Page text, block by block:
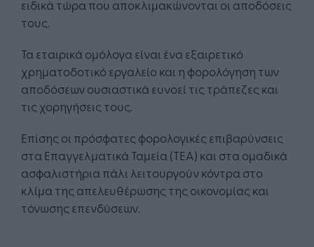
ειδικά τώρα που αποκλιμακώνονται οι αποδόσεις
τους.
Τα εταιρικά ομόλογα είναι ένα εξαιρετικό
χρηματοδοτικό εργαλείο και η φορολόγηση των
αποδόσεων ουσιαστικά ευνοεί τις τράπεζες και
τις χορηγήσεις τους.
Επίσης οι πρόσφατες φορολογικές επιβαρύνσεις
στα Επαγγελματικά Ταμεία (ΤΕΑ) και στα ομαδικά
ασφαλιστήρια πάλι λειτουργούν κόντρα στο
κλίμα της απελευθέρωσης της οικονομίας και
τόνωσης επενδύσεων.